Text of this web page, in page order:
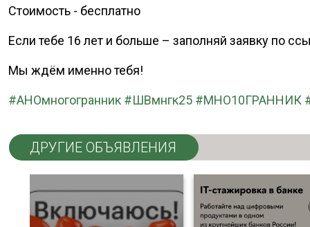
Стоимость - бесплатно
Если тебе 16 лет и больше – заполняй заявку по
Мы ждём именно тебя!
#АНОмногогранник #ШВмнгк25 #МНО10ГРАННИК
ДРУГИЕ ОБЪЯВЛЕНИЯ